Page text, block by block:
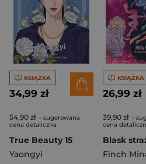
KSIĄŻKA
34,99 zł
54,90 zł - sugerowana
cena detaliczna
True Beauty 15
Yaongyi
KSIĄŻKA
26,99 zł
39,90 zł -
cena
Finch